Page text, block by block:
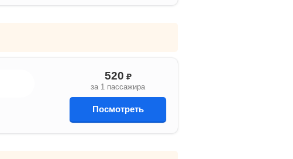
520 ₽
за 1 пассажира
Посмотреть